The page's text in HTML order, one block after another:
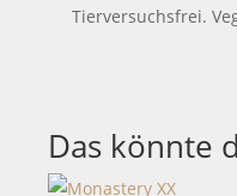
Tierversuchsfrei.
Das könnte